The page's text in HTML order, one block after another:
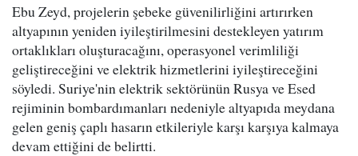
Ebu Zeyd, projelerin şebeke güvenilirliğini artırırken
altyapının yeniden iyileştirilmesini destekleyen yatırım
ortaklıkları oluşturacağını, operasyonel verimliliği
geliştireceğini ve elektrik hizmetlerini iyileştireceğini
söyledi. Suriye'nin elektrik sektörünün Rusya ve Esed
rejiminin bombardımanları nedeniyle altyapıda meydana
gelen geniş çaplı hasarın etkileriyle karşı karşıya kalmaya
devam ettiğini de belirtti.